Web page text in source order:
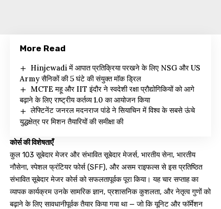
More Read
Hinjewadi में आपात प्रतिक्रिया परखने के लिए NSG और US
Army सैनिकों की 5 घंटे की संयुक्त मॉक ड्रिल
MCTE महू और IIT इंदौर ने स्वदेशी रक्षा प्रौद्योगिकियों को आगे
बढ़ाने के लिए राष्ट्रीय कर्तव्य 1.0 का आयोजन किया
लेफ्टिनेंट जनरल मदनराज पांडे ने सियाचिन में विश्व के सबसे ऊंचे
युद्धक्षेत्र पर मिशन तैयारियों की समीक्षा की
कोर्स की विशेषताएँ
कुल 103 सूबेदार मेजर और संभावित सूबेदार मेजर्स, भारतीय सेना, भारतीय
नौसेना, स्पेशल फ्रंटियर फोर्स (SFF), और असम राइफल्स से इस प्रतिष्ठित
संभावित सूबेदार मेजर कोर्स को सफलतापूर्वक पूरा किया। यह चार सप्ताह का
व्यापक कार्यक्रम उनके सामरिक ज्ञान, प्रशासनिक कुशलता, और नेतृत्व गुणों को
बढ़ाने के लिए सावधानीपूर्वक तैयार किया गया था — जो कि यूनिट और फॉर्मेशन